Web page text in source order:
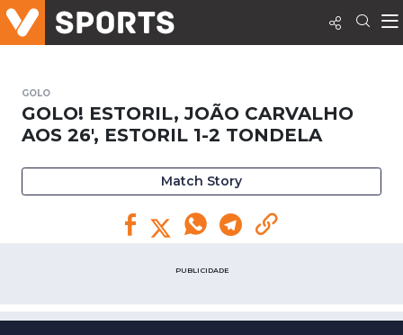
GOLO
GOLO! ESTORIL, JOÃO CARVALHO
AOS 26', ESTORIL 1-2 TONDELA
Match Story
PUBLICIDADE